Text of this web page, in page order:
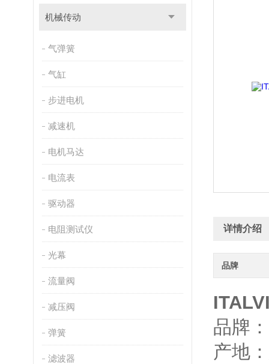
机械传动
气弹簧
气缸
步进电机
减速机
电机马达
电流表
驱动器
电阻测试仪
光幕
流量阀
减压阀
弹簧
滤波器
详情介绍
品牌
品牌
产地